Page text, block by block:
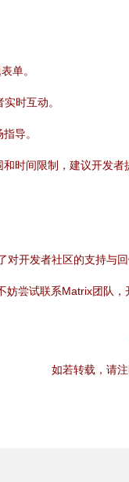
单。
时互动。
导。
时间限制，建议开发者
开发者社区的支持与
尝试联系Matrix团队，
如若转载，请